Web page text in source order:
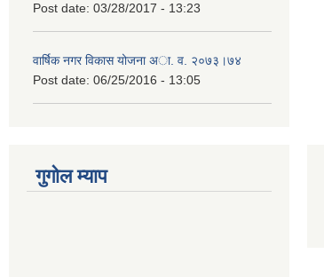
Post date: 03/28/2017 - 13:23
वार्षिक नगर विकास योजना अा. व. २०७३।७४
Post date: 06/25/2016 - 13:05
गुगोल म्याप